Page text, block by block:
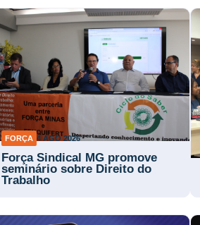
FORÇA 4 AGO 2026
Força Sindical MG promove
seminário sobre Direito do
Trabalho